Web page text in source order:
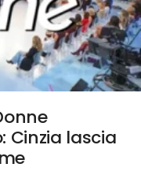
Cinzia lascia